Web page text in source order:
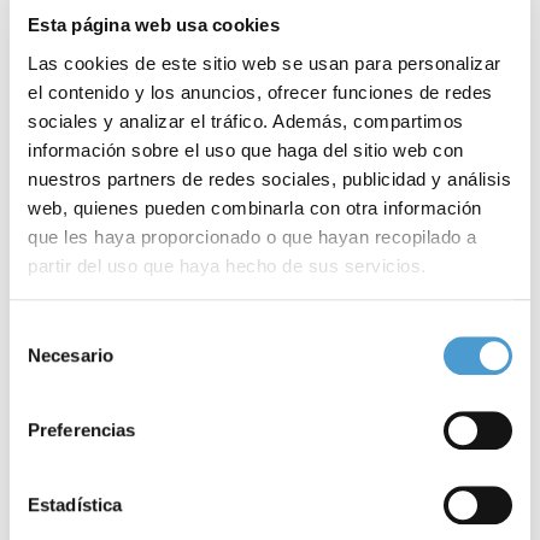
Esta página web usa cookies
Las cookies de este sitio web se usan para personalizar
el contenido y los anuncios, ofrecer funciones de redes
sociales y analizar el tráfico. Además, compartimos
información sobre el uso que haga del sitio web con
nuestros partners de redes sociales, publicidad y análisis
web, quienes pueden combinarla con otra información
que les haya proporcionado o que hayan recopilado a
partir del uso que haya hecho de sus servicios.
de cookies
Necesario
Preferencias
Estadística
desarrollo de las conferencias ‘
Vitamina D y piel ’ y ‘ Embarazo y Lupus’.
Para consultar el programa de la Jornada, clica aquí .
– A día de hoy,
18 asociaciones de pacientes dedicadas al
lupus son ya miembros activos de Somos Pacientes. ¿Y la tuya?
Noticias